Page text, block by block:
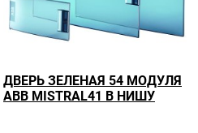
ДВЕРЬ ЗЕЛЕНАЯ 54 МОДУЛЯ
ABB MISTRAL41 В НИШУ